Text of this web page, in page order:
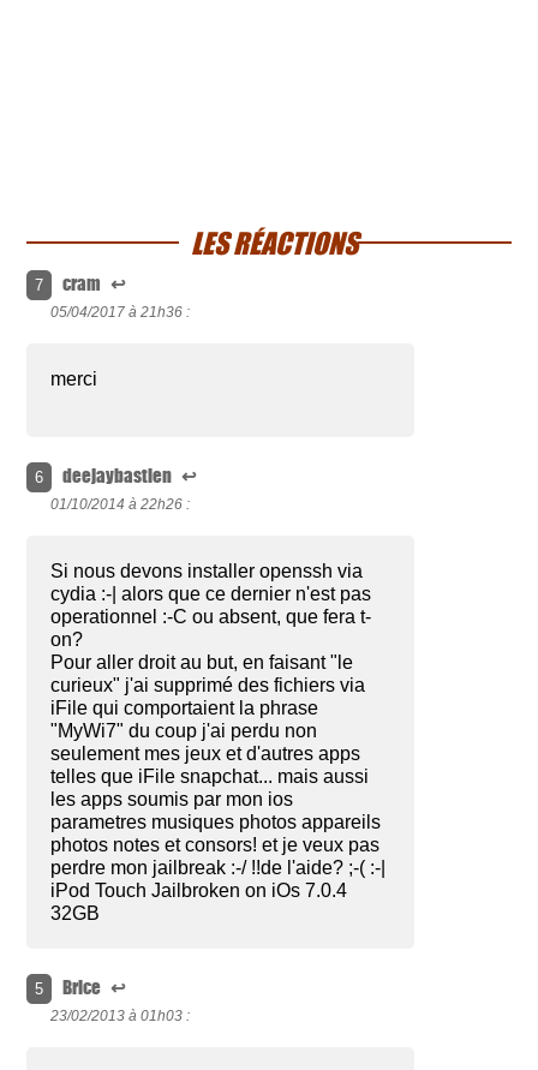
LES RÉACTIONS
7 cram ↩
05/04/2017 à 21h36 :
merci
6 deejaybastien ↩
01/10/2014 à 22h26 :
Si nous devons installer openssh via
cydia :-| alors que ce dernier n'est pas
operationnel :-C ou absent, que fera t-
on?
Pour aller droit au but, en faisant "le
curieux" j'ai supprimé des fichiers via
iFile qui comportaient la phrase
"MyWi7" du coup j'ai perdu non
seulement mes jeux et d'autres apps
telles que iFile snapchat... mais aussi
les apps soumis par mon ios
parametres musiques photos appareils
photos notes et consors! et je veux pas
perdre mon jailbreak :-/ !!de l'aide? ;-( :-|
iPod Touch Jailbroken on iOs 7.0.4
32GB
5 Brice ↩
23/02/2013 à 01h03 :